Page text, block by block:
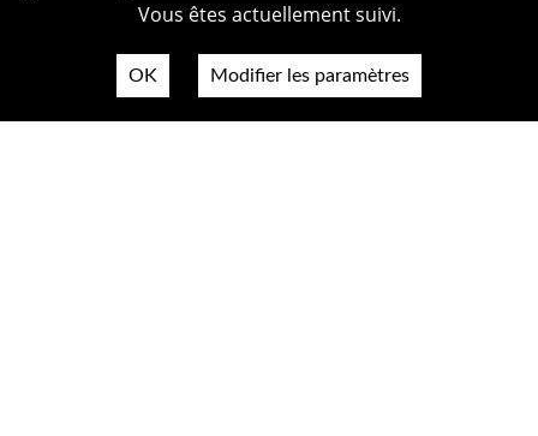
Vous êtes actuellement suivi.
OK Modifier les paramètres